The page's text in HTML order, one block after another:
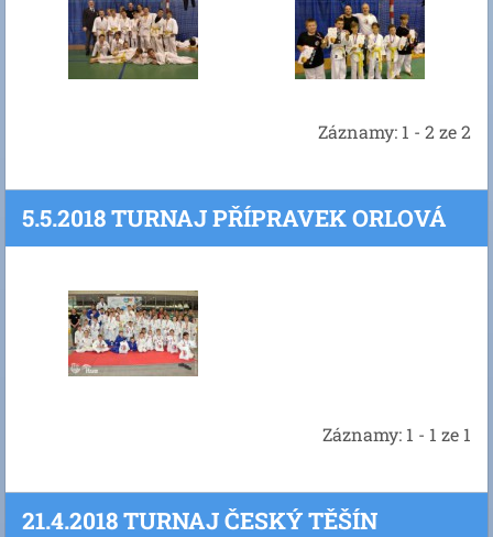
Záznamy: 1 - 2 ze 2
5.5.2018 TURNAJ PŘÍPRAVEK ORLOVÁ
Záznamy: 1 - 1 ze 1
21.4.2018 TURNAJ ČESKÝ TĚŠÍN